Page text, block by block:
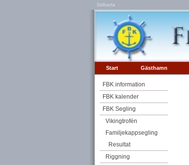
Sidkarta
Start Gästhamn
FBK information
FBK kalender
FBK Segling
Vikingtrofén
Familjekappsegling
Resultat
Riggning